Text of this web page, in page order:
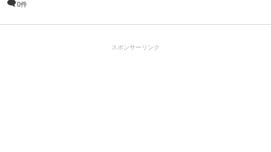
0件
スポンサーリンク